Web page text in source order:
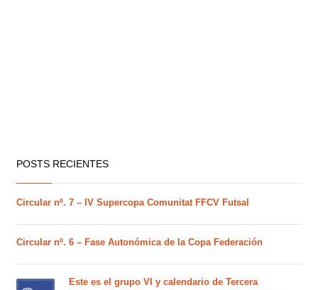
POSTS RECIENTES
Circular nº. 7 – IV Supercopa Comunitat FFCV Futsal
Circular nº. 6 – Fase Autonómica de la Copa Federación
Este es el grupo VI y calendario de Tercera